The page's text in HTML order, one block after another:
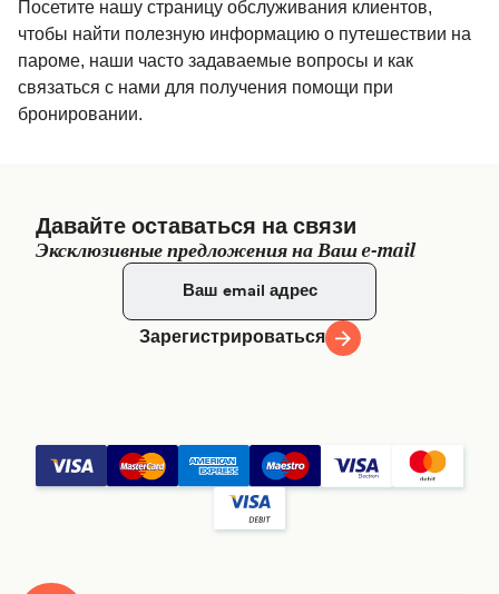
Посетите нашу страницу обслуживания клиентов,
чтобы найти полезную информацию о путешествии на
пароме, наши часто задаваемые вопросы и как
связаться с нами для получения помощи при
бронировании.
Давайте оставаться на связи
Эксклюзивные предложения на Ваш e-mail
Зарегистрироваться